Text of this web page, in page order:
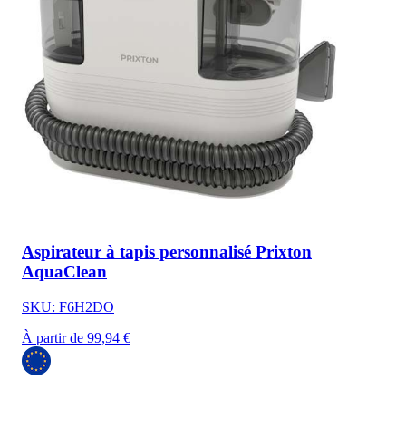
Aspirateur à tapis personnalisé Prixton
AquaClean
SKU: F6H2DO
À partir de 99,94 €